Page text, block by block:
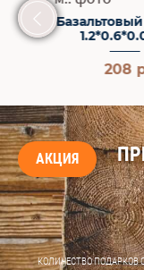
0,6 м
208
АКЦИЯ
КОЛИЧЕСТВО ПОДАРКОВ